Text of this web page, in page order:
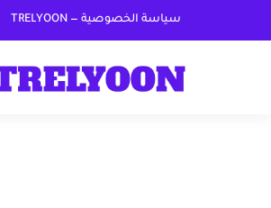
سياسة الخصوصية — TRELYOON